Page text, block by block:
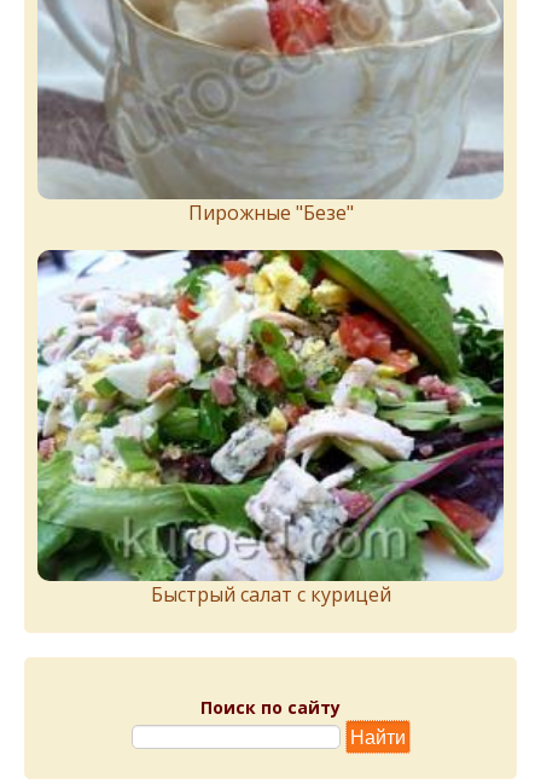
Пирожныe "Бeзe"
Быстрый салат с курицей
Поиск по сайту